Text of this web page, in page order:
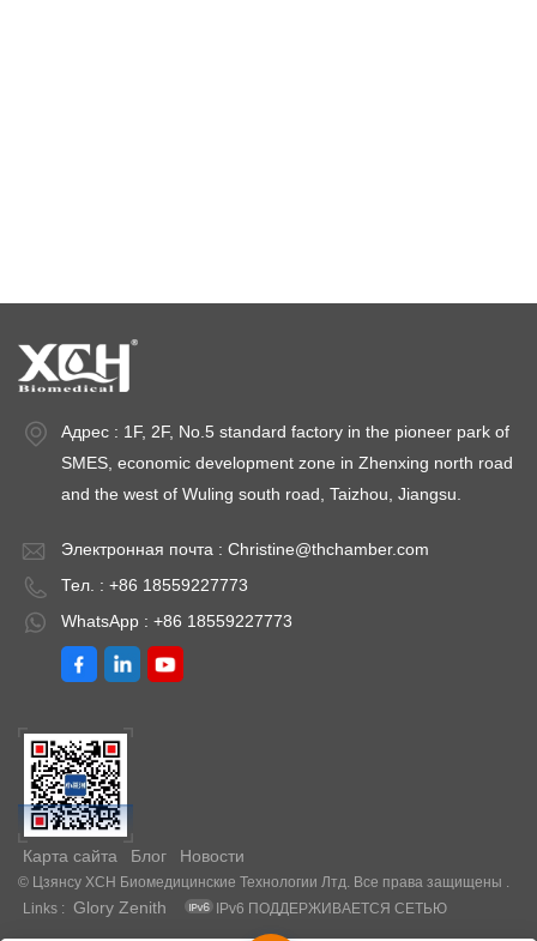
Адрес : 1F, 2F, No.5 standard factory in the pioneer park of
SMES, economic development zone in Zhenxing north road
and the west of Wuling south road, Taizhou, Jiangsu.
Электронная почта : Christine@thchamber.com
Тел. : +86 18559227773
WhatsApp : +86 18559227773
Карта сайта Блог Новости
© Цзянсу XCH Биомедицинские Технологии Лтд. Все права защищены .
Links :
Glory Zenith IPv6 ПОДДЕРЖИВАЕТСЯ СЕТЬЮ